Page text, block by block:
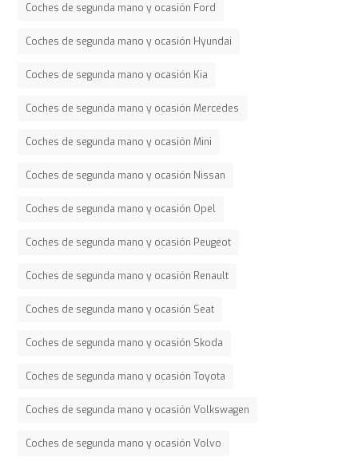
Coches de segunda mano y ocasión Ford
Coches de segunda mano y ocasión Hyundai
Coches de segunda mano y ocasión Kia
Coches de segunda mano y ocasión Mercedes
Coches de segunda mano y ocasión Mini
Coches de segunda mano y ocasión Nissan
Coches de segunda mano y ocasión Opel
Coches de segunda mano y ocasión Peugeot
Coches de segunda mano y ocasión Renault
Coches de segunda mano y ocasión Seat
Coches de segunda mano y ocasión Skoda
Coches de segunda mano y ocasión Toyota
Coches de segunda mano y ocasión Volkswagen
Coches de segunda mano y ocasión Volvo